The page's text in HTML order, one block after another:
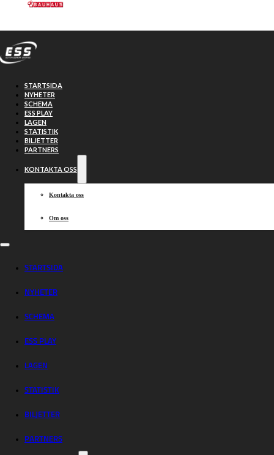
Hoppa till huvudinnehåll
STARTSIDA
NYHETER
SCHEMA
ESS PLAY
LAGEN
STATISTIK
BILJETTER
PARTNERS
KONTAKTA OSS
Kontakta oss
Om oss
STARTSIDA
NYHETER
SCHEMA
ESS PLAY
LAGEN
STATISTIK
BILJETTER
PARTNERS
Piraterna
Lejonen